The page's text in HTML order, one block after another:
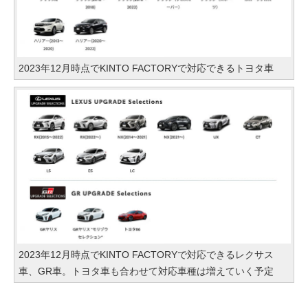
2023年12月時点でKINTO FACTORYで対応できるトヨタ車
2023年12月時点でKINTO FACTORYで対応できるレクサス
車、GR車。トヨタ車も合わせて対応車種は増えていく予定